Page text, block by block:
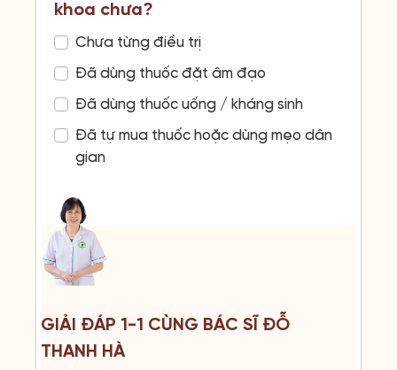
khoa chưa?
Chưa từng điều trị
Đã dùng thuốc đặt âm đạo
Đã dùng thuốc uống / kháng sinh
Đã tự mua thuốc hoặc dùng mẹo dân
gian
GIẢI ĐÁP 1-1 CÙNG BÁC SĨ ĐỖ
THANH HÀ